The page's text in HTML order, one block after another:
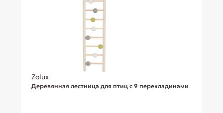
Zolux
Деревянная лестница для птиц с 9 перекладинами